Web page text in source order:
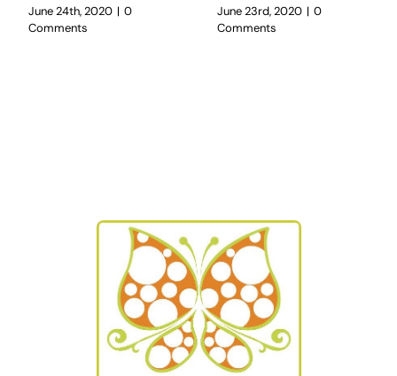
June 24th, 2020 | 0
Comments
June 23rd, 2020 | 0
Comments